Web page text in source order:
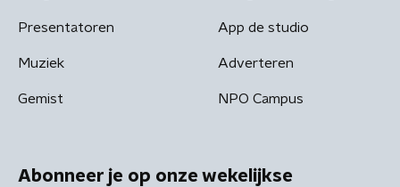
Presentatoren
Muziek
Gemist
App de studio
Adverteren
NPO Campus
Abonneer je op onze wekelijkse